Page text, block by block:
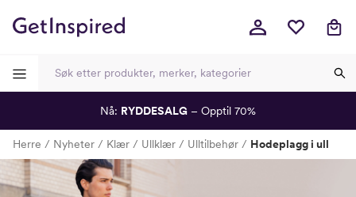
Herre Nyheter Klær Ullklær Ulltilbehør Hodeplagg i ull
Nå: RYDDESALG – Opptil 70%
-
-
-
-